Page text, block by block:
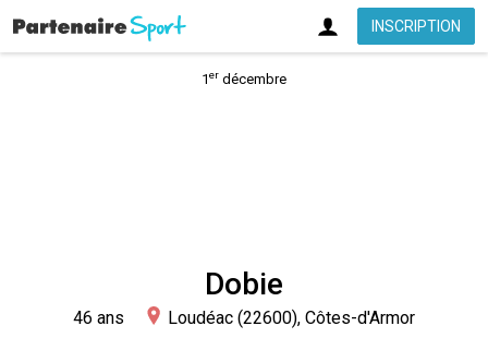
INSCRIPTION
1er décembre
Dobie
46 ans Loudéac (22600), Côtes-d'Armor